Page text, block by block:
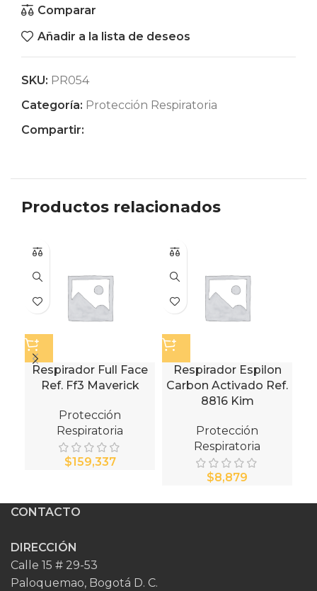
Comparar
Añadir a la lista de deseos
SKU: PR054
Categoría: Protección Respiratoria
Compartir:
Productos relacionados
Respirador Full Face
Ref. Ff3 Maverick
Protección
Respiratoria
$
Respirador Espilon
Carbon Activado Ref.
8816 Kim
Protección
Respiratoria
$
CONTACTO
DIRECCIÓN
Calle 15 # 29-53
Paloquemao, Bogotá D. C.